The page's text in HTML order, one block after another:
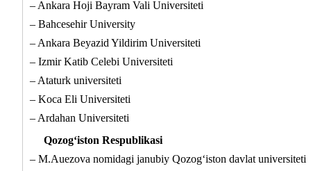
– Ankara Hoji Bayram Vali Universiteti
– Bahcesehir University
– Ankara Beyazid Yildirim Universiteti
– Izmir Katib Celebi Universiteti
– Ataturk universiteti
– Koca Eli Universiteti
– Ardahan Universiteti
Qozog‘iston Respublikasi
– M.Auezova nomidagi janubiy Qozog‘iston davlat universiteti